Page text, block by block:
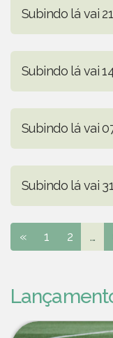
Subindo lá vai
Subindo lá vai
Subindo lá vai
Subindo lá vai
« 1 2 ...